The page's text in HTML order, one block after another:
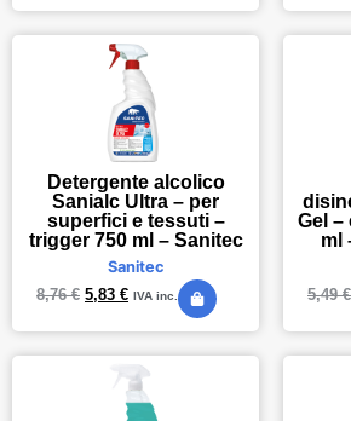
Detergente alcolico
Sanialc Ultra – per
superfici e tessuti –
trigger 750 ml – Sanitec
Sanitec
8,76€ 5,83 € IVA inc.
Gel –
ml
5,49€